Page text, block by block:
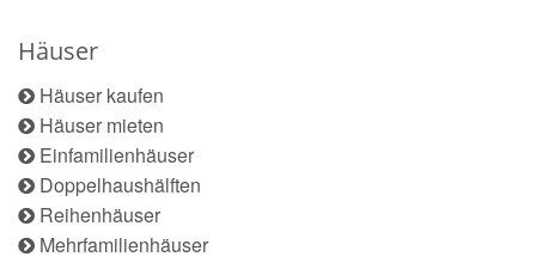
Häuser
Häuser kaufen
Häuser mieten
Einfamilienhäuser
Doppelhaushälften
Reihenhäuser
Mehrfamilienhäuser